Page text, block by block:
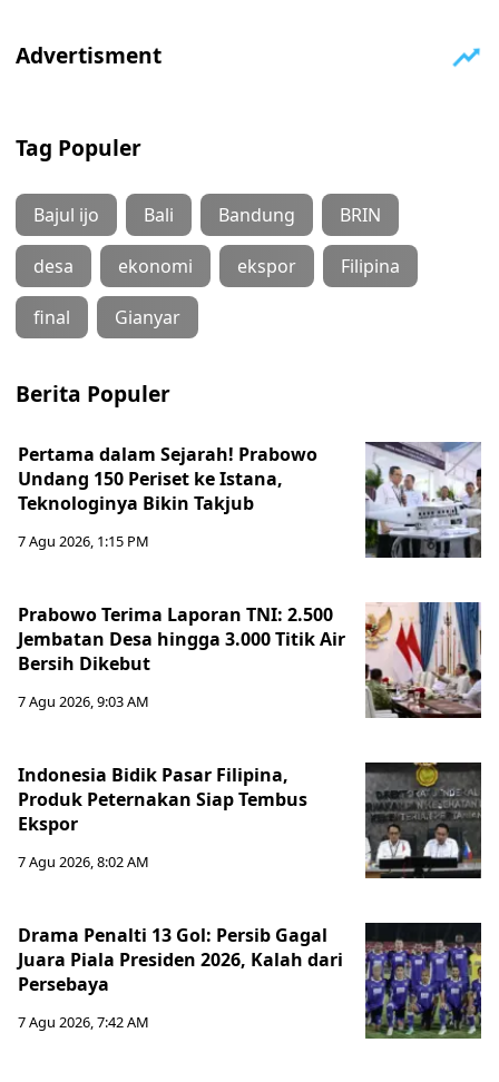
Tag Populer
Bajul ijo Bali Bandung BRIN
desa ekonomi ekspor Filipina
final Gianyar
Berita Populer
Pertama dalam Sejarah! Prabowo
Undang 150 Periset ke Istana,
Teknologinya Bikin Takjub
7 Agu 2026, 1:15 PM
Prabowo Terima Laporan TNI: 2.500
Jembatan Desa hingga 3.000 Titik Air
Bersih Dikebut
7 Agu 2026, 9:03 AM
Indonesia Bidik Pasar Filipina,
Produk Peternakan Siap Tembus
Ekspor
7 Agu 2026, 8:02 AM
Drama Penalti 13 Gol: Persib Gagal
Juara Piala Presiden 2026, Kalah dari
Persebaya
7 Agu 2026, 7:42 AM